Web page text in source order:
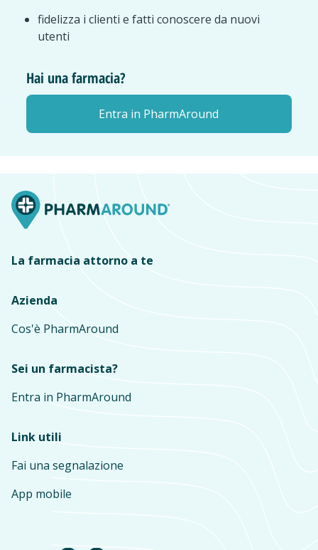
fidelizza i clienti e fatti conoscere da nuovi
utenti
Hai una farmacia?
Entra in PharmAround
La farmacia attorno a te
Azienda
Cos'è PharmAround
Sei un farmacista?
Entra in PharmAround
Link utili
Fai una segnalazione
App mobile